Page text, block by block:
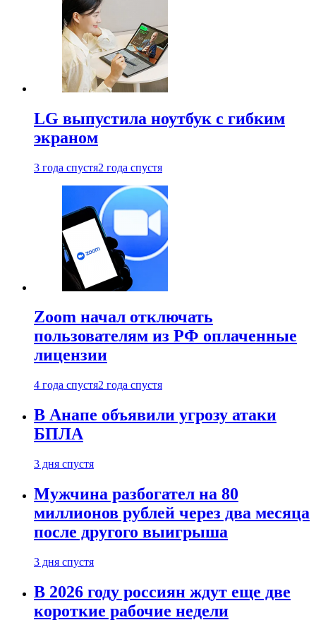
LG выпустила ноутбук с гибким
экраном
3 года спустя2 года спустя
Zoom начал отключать
пользователям из РФ оплаченные
лицензии
4 года спустя2 года спустя
В Анапе объявили угрозу атаки
БПЛА
3 дня спустя
Мужчина разбогател на 80
миллионов рублей через два месяца
после другого выигрыша
3 дня спустя
В 2026 году россиян ждут еще две
короткие рабочие недели